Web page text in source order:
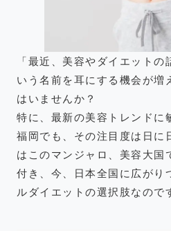
「最近、美容やダイエット
いう名前を耳にする機会が増
はいませんか？
特に、最新の美容トレンドに
福岡でも、その注目度は日に
はこのマンジャロ、美容大国
付き、今、日本全国に広がり
ルダイエットの選択肢なので